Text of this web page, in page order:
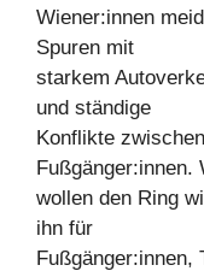
Wiener:innen
Spuren mit
starkem
und ständige
Konflikte
Fußgänger:innen.
wollen den Ring
ihn für
Fußgänger:innen,